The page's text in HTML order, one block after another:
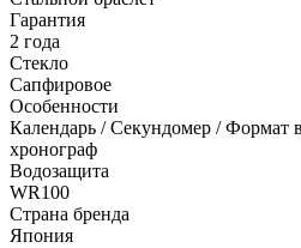
Гарантия
2 года
Стекло
Сапфировое
Особенности
Календарь / Секундомер / Формат
хронограф
Водозащита
WR100
Страна бренда
Япония